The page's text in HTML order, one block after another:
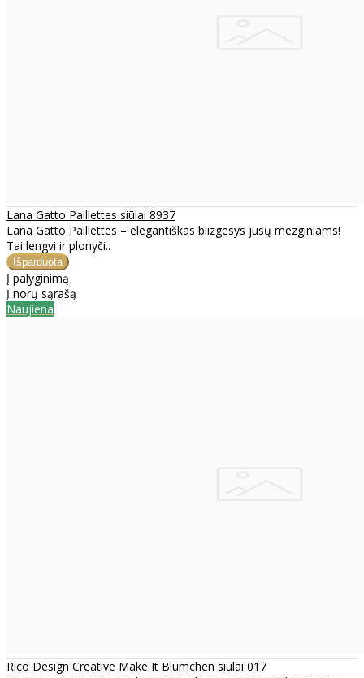
Lana Gatto Paillettes siūlai 8937
Lana Gatto Paillettes – elegantiškas blizgesys jūsų mezginiams!
Tai lengvi ir plonyči..
Į palyginimą
Į norų sąrašą
Naujiena
Rico Design Creative Make It Blümchen siūlai 017